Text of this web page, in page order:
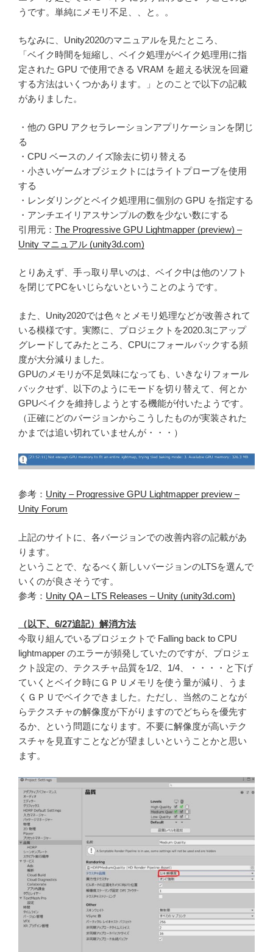
うです。単純にメモリ不足、、と。。
ちなみに、Unity2020のマニュアルを見たところ、
「ベイク時間を短縮し、ベイク処理がベイク処理用に指
定された GPU で使用できる VRAM を超える状況を回避
する方法はいくつかあります。」とのことで以下の記載
がありました。
・他の GPU アクセラレーションアプリケーションを閉じ
る
・CPU ベースのノイズ除去に切り替える
・小さいゲームオブジェクトにはライトプローブを使用
する
・レンダリングとベイク処理用に個別の GPU を指定する
・アンチエイリアスサンプルの数を少ない数にする
引用元： The Progressive GPU Lightmapper (preview) –
Unity マニュアル (unity3d.com)
とりあえず、手っ取り早いのは、ベイク中は他のソフト
を閉じてPCをいじらないということのようです。
また、Unity2020では色々とメモリ処理などが改善されて
いる模様です。実際に、プロジェクトを2020.3にアップ
グレードしてみたところ、CPUにフォールバックする頻
度が大分減りました。
GPUのメモリが不足気味になっても、いきなりフォール
バックせず、以下のようにモードを切り替えて、何とか
GPUベイクを維持しようとする機能が付いたようです。
（正確にどのバージョンからこうしたものが実装された
かまでは追い切れていませんが・・・）
参考： Unity – Progressive GPU Lightmapper preview –
Unity Forum
上記のサイトに、各バージョンでの改善内容の記載があ
ります。
ということで、なるべく新しいバージョンのLTSを選んで
いくのが良さそうです。
参考： Unity QA – LTS Releases – Unity (unity3d.com)
（以下、6/27追記）解消方法
今取り組んでいるプロジェクトで Falling back to CPU
lightmapper のエラーが頻発していたのですが、プロジェ
クト設定の、テクスチャ品質を1/2、1/4、・・・・と下げ
ていくとベイク時にＧＰＵメモリを使う量が減り、うま
くＧＰＵでベイクできました。ただし、当然のことなが
らテクスチャの解像度が下がりますのでどちらを優先す
るか、という問題になります。不要に解像度が高いテク
スチャを見直すことなどが望ましいということかと思い
ます。